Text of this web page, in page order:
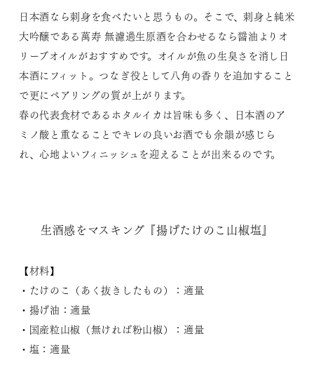
日本酒なら刺身を食べたいと思うもの。そこで、刺身と純米
大吟醸である萬寿 無濾過生原酒を合わせるなら醤油よりオ
リーブオイルがおすすめです。オイルが魚の生臭さを消し日
本酒にフィット。つなぎ役として八角の香りを追加すること
で更にペアリングの質が上がります。
春の代表食材であるホタルイカは旨味も多く、日本酒のア
ミノ酸と重なることでキレの良いお酒でも余韻が感じら
れ、心地よいフィニッシュを迎えることが出来るのです。
生酒感をマスキング『揚げたけのこ山椒塩』
【材料】
・たけのこ（あく抜きしたもの）：適量
・揚げ油：適量
・国産粒山椒（無ければ粉山椒）：適量
・塩：適量